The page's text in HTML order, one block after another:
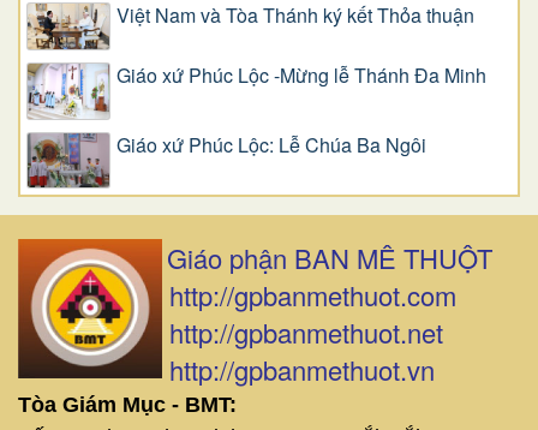
Việt Nam và Tòa Thánh ký kết Thỏa thuận
Giáo xứ Phúc Lộc -Mừng lễ Thánh Đa Minh
Giáo xứ Phúc Lộc: Lễ Chúa Ba Ngôi
Giáo phận BAN MÊ THUỘT
http://gpbanmethuot.com
http://gpbanmethuot.net
http://gpbanmethuot.vn
Tòa Giám Mục - BMT: